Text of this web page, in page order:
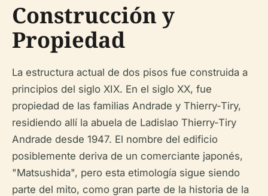
Construcción y
Propiedad
La estructura actual de dos pisos fue construida a
principios del siglo XIX. En el siglo XX, fue
propiedad de las familias Andrade y Thierry-Tiry,
residiendo allí la abuela de Ladislao Thierry-Tiry
Andrade desde 1947. El nombre del edificio
posiblemente deriva de un comerciante japonés,
"Matsushida", pero esta etimología sigue siendo
parte del mito, como gran parte de la historia de la